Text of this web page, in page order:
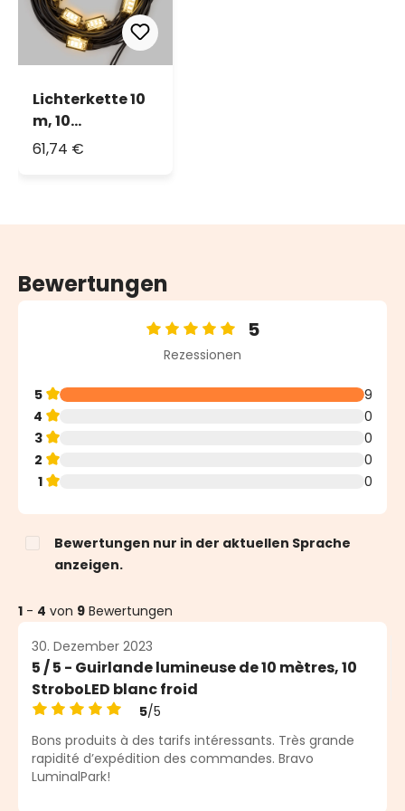
Lichterkette 10
m, 10
StroboLEDs
61,74 €
Bewertungen
Durchschnittliche Bewertung von 5 von 5 Sternen
5
Rezessionen
5
9
4
0
3
0
2
0
1
0
Bewertungen nur in der aktuellen Sprache
anzeigen.
1 - 4 von 9 Bewertungen
30. Dezember 2023
5 / 5 - Guirlande lumineuse de 10 mètres, 10
StroboLED blanc froid
Durchschnittliche Bewertung von 5 von 5 Sternen
5/5
Bons produits à des tarifs intéressants. Très grande
rapidité d’expédition des commandes. Bravo
LuminalPark!